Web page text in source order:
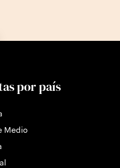
por país
Medio